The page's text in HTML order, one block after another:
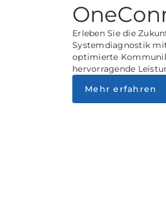
Erleben Sie die
Systemdiagnostik
optimierte
hervorragende
Mehr erfahren